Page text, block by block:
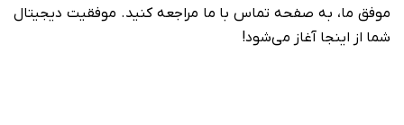
موفق ما، به صفحه تماس با ما مراجعه کنید. موفقیت دیجیتال
شما از اینجا آغاز می‌شود!